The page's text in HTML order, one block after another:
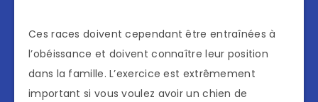
Ces races doivent cependant être entraînées à
l’obéissance et doivent connaître leur position
dans la famille. L’exercice est extrêmement
important si vous voulez avoir un chien de